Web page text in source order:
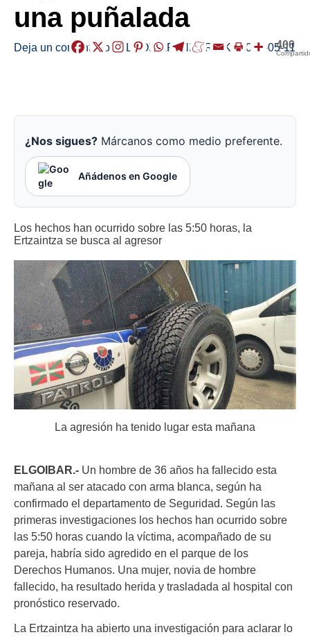
una puñalada
Deja un comentario /ELGOIBAR,HERRIAK /2019-05-11
400
¿Nos sigues? Márcanos como medio preferente.
Añádenos en Google
Los hechos han ocurrido sobre las 5:50 horas, la
Ertzaintza se busca al agresor
La agresión ha tenido lugar esta mañana
ELGOIBAR.- Un hombre de 36 años ha fallecido esta
mañana al ser atacado con arma blanca, según ha
confirmado el departamento de Seguridad. Según las
primeras investigaciones los hechos han ocurrido sobre
las 5:50 horas cuando la víctima, acompañado de su
pareja, habría sido agredido en el parque de los
Derechos Humanos. Una mujer, novia de hombre
fallecido, ha resultado herida y trasladada al hospital con
pronóstico reservado.
La Ertzaintza ha abierto una investigación para aclarar lo